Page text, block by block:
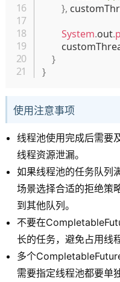
},
System.out.
}
}
使用注意事项
线程池使用完成后需要
线程资源泄漏。
如果线程池的任务队列
场景选择合适的拒绝策
到其他队列。
不要在
长的任务，避免占用线
多个
需要指定线程池都要单